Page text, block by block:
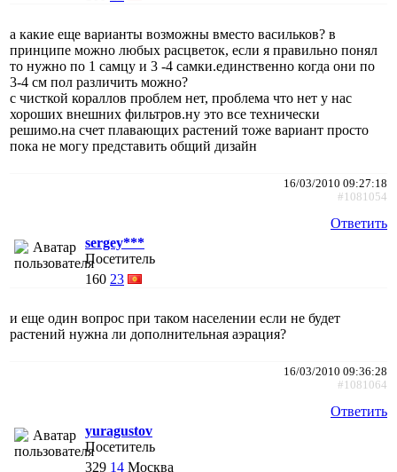
а какие еще варианты возможны вместо васильков? в
принципе можно любых расцветок, если я правильно понял
то нужно по 1 самцу и 3 -4 самки.единственно когда они по
3-4 см пол различить можно?
с чисткой кораллов проблем нет, проблема что нет у нас
хороших внешних фильтров.ну это все технически
решимо.на счет плавающих растений тоже вариант просто
пока не могу представить общий дизайн
16/03/2010 09:27:18
#1081054
Ответить
sergey***
Посетитель
160 23
и еще один вопрос при таком населении если не будет
растений нужна ли дополнительная аэрация?
16/03/2010 09:36:28
#1081064
Ответить
yuragustov
Посетитель
329 14 Москва